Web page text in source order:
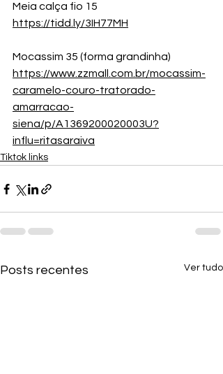
Meia calça fio 15
https://tidd.ly/3IH77MH
Mocassim 35 (forma grandinha)
https://www.zzmall.com.br/mocassim-
caramelo-couro-tratorado-
amarracao-
siena/p/A1369200020003U?
influ=ritasaraiva
Tiktok links
Posts recentes Ver tudo